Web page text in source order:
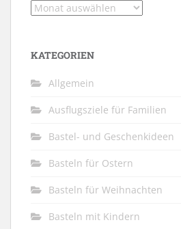
Archiv
KATEGORIEN
Allgemein
Ausflugsziele für Familien
Bastel- und Geschenkideen
Basteln für Ostern
Basteln für Weihnachten
Basteln mit Kindern